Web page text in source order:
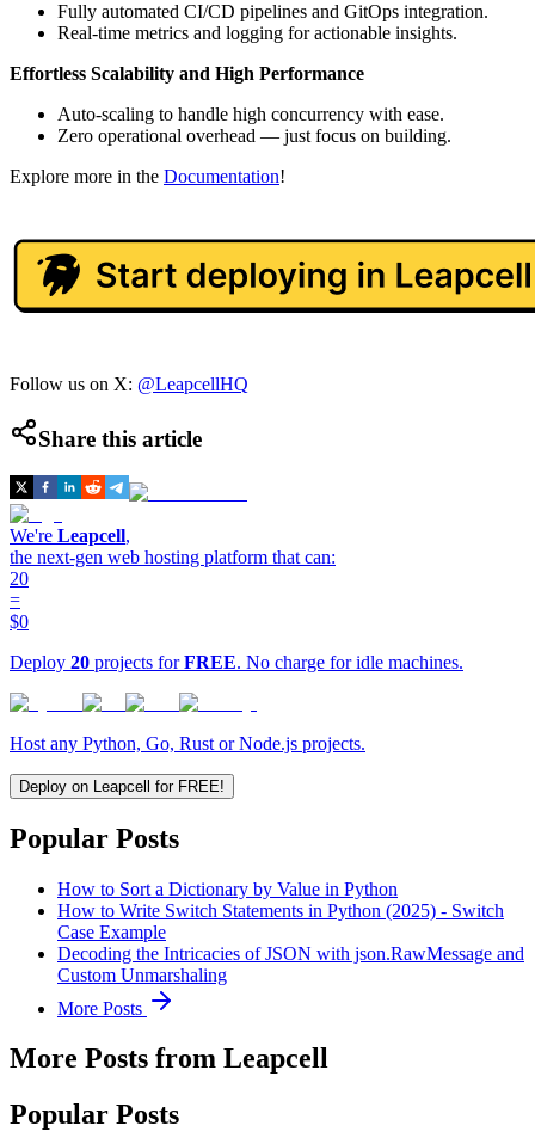
Fully automated CI/CD pipelines and GitOps integration.
Real-time metrics and logging for actionable insights.
Effortless Scalability and High Performance
Auto-scaling to handle high concurrency with ease.
Zero operational overhead — just focus on building.
Explore more in the Documentation!
Follow us on X: @LeapcellHQ
Share this article
We're Leapcell,
the next-gen web hosting platform that can:
20
=
$0
Deploy 20 projects forFREE. No charge for idle machines.
Host any Python, Go, Rust or Node.js projects.
Deploy on Leapcell for FREE!
Popular Posts
How to Sort a Dictionary by Value in Python
How to Write Switch Statements in Python (2025) - Switch
Case Example
Decoding the Intricacies of JSON with json.RawMessage and
Custom Unmarshaling
More Posts
More Posts from Leapcell
Popular Posts